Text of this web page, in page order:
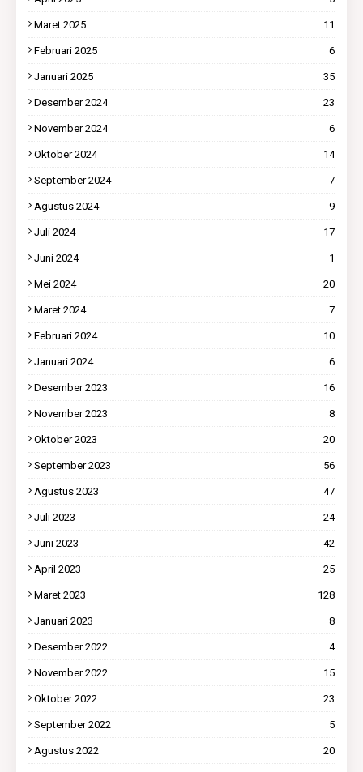
Maret 2025 11
Februari 2025 6
Januari 2025 35
Desember 2024 23
November 2024 6
Oktober 2024 14
September 2024 7
Agustus 2024 9
Juli 2024 17
Juni 2024 1
Mei 2024 20
Maret 2024 7
Februari 2024 10
Januari 2024 6
Desember 2023 16
November 2023 8
Oktober 2023 20
September 2023 56
Agustus 2023 47
Juli 2023 24
Juni 2023 42
April 2023 25
Maret 2023 128
Januari 2023 8
Desember 2022 4
November 2022 15
Oktober 2022 23
September 2022 5
Agustus 2022 20